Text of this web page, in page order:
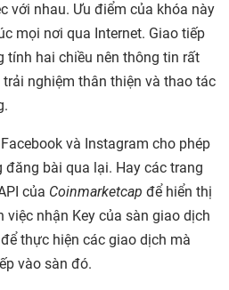
với nhau. Ưu điểm của khóa này
mọi nơi qua Internet. Giao tiếp
tính hai chiều nên thông tin rất
nghiệm thân thiện và thao tác
và Instagram cho phép
bài qua lại. Hay các trang
của Coinmarketcap để hiển thị
nhận Key của sàn giao dịch
thực hiện các giao dịch mà
vào sàn đó.